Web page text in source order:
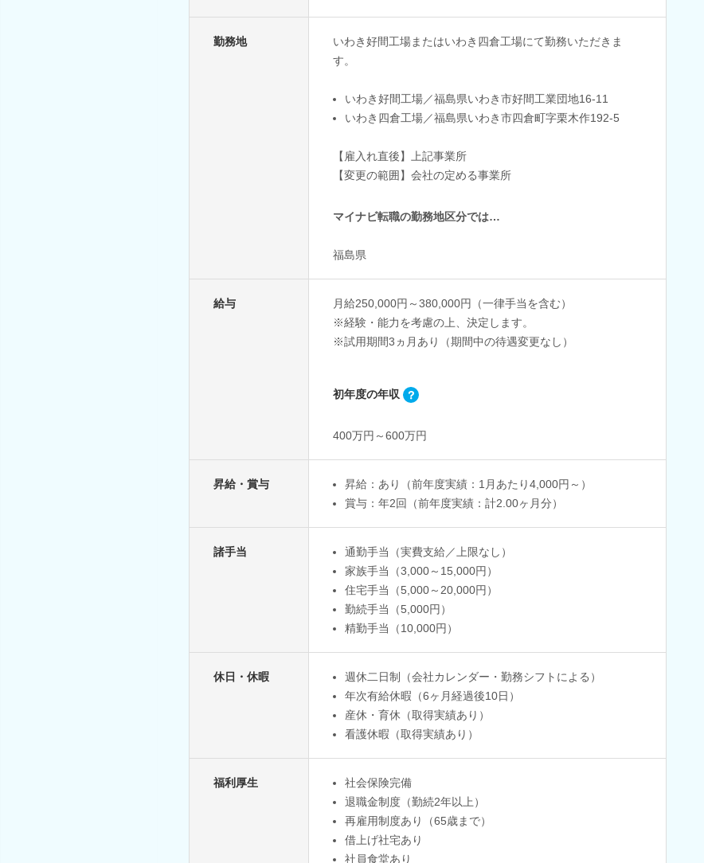
勤務地
いわき好間工場またはいわき四倉工場にて勤務いただきま
す。
いわき好間工場／福島県いわき市好間工業団地16-11
いわき四倉工場／福島県いわき市四倉町字栗木作192-5
【雇入れ直後】上記事業所
【変更の範囲】会社の定める事業所
マイナビ転職の勤務地区分では…
福島県
給与
月給250,000円～380,000円（一律手当を含む）
※経験・能力を考慮の上、決定します。
※試用期間3ヵ月あり（期間中の待遇変更なし）
初年度の年収
400万円～600万円
昇給・賞与
昇給：あり（前年度実績：1月あたり4,000円～）
賞与：年2回（前年度実績：計2.00ヶ月分）
諸手当
通勤手当（実費支給／上限なし）
家族手当（3,000～15,000円）
住宅手当（5,000～20,000円）
勤続手当（5,000円）
精勤手当（10,000円）
休日・休暇
週休二日制（会社カレンダー・勤務シフトによる）
年次有給休暇（6ヶ月経過後10日）
産休・育休（取得実績あり）
看護休暇（取得実績あり）
福利厚生
社会保険完備
退職金制度（勤続2年以上）
再雇用制度あり（65歳まで）
借上げ社宅あり
社員食堂あり